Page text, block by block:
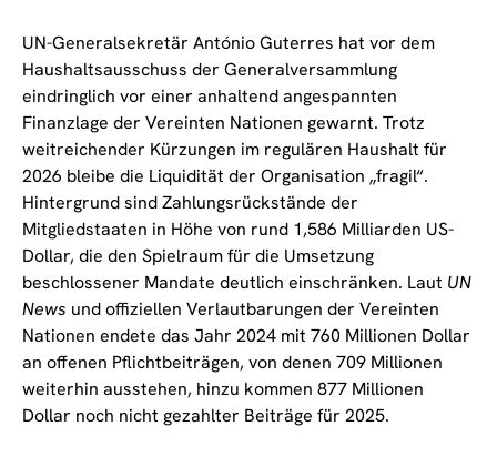
UN-Generalsekretär António Guterres hat vor dem
Haushaltsausschuss der Generalversammlung
eindringlich vor einer anhaltend angespannten
Finanzlage der Vereinten Nationen gewarnt. Trotz
weitreichender Kürzungen im regulären Haushalt für
2026 bleibe die Liquidität der Organisation „fragil“.
Hintergrund sind Zahlungsrückstände der
Mitgliedstaaten in Höhe von rund 1,586 Milliarden US-
Dollar, die den Spielraum für die Umsetzung
beschlossener Mandate deutlich einschränken. Laut UN
News und offiziellen Verlautbarungen der Vereinten
Nationen endete das Jahr 2024 mit 760 Millionen Dollar
an offenen Pflichtbeiträgen, von denen 709 Millionen
weiterhin ausstehen, hinzu kommen 877 Millionen
Dollar noch nicht gezahlter Beiträge für 2025.